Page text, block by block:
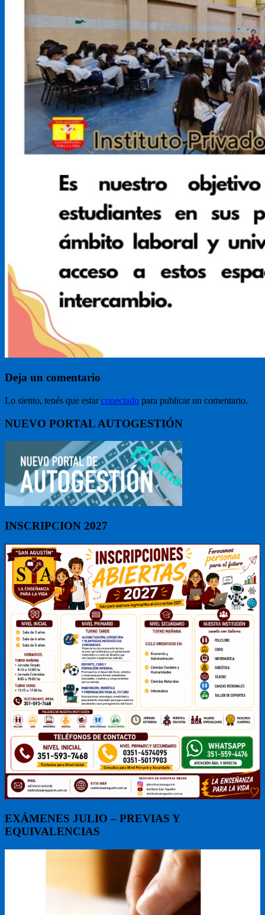
Deja un comentario
Lo siento, tenés que estarconectado para publicar un comentario.
NUEVO PORTAL AUTOGESTIÓN
INSCRIPCION 2027
EXÁMENES JULIO – PREVIAS Y
EQUIVALENCIAS